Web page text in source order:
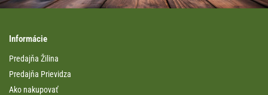
Informácie
Predajňa Žilina
Predajňa Prievidza
Ako nakupovať